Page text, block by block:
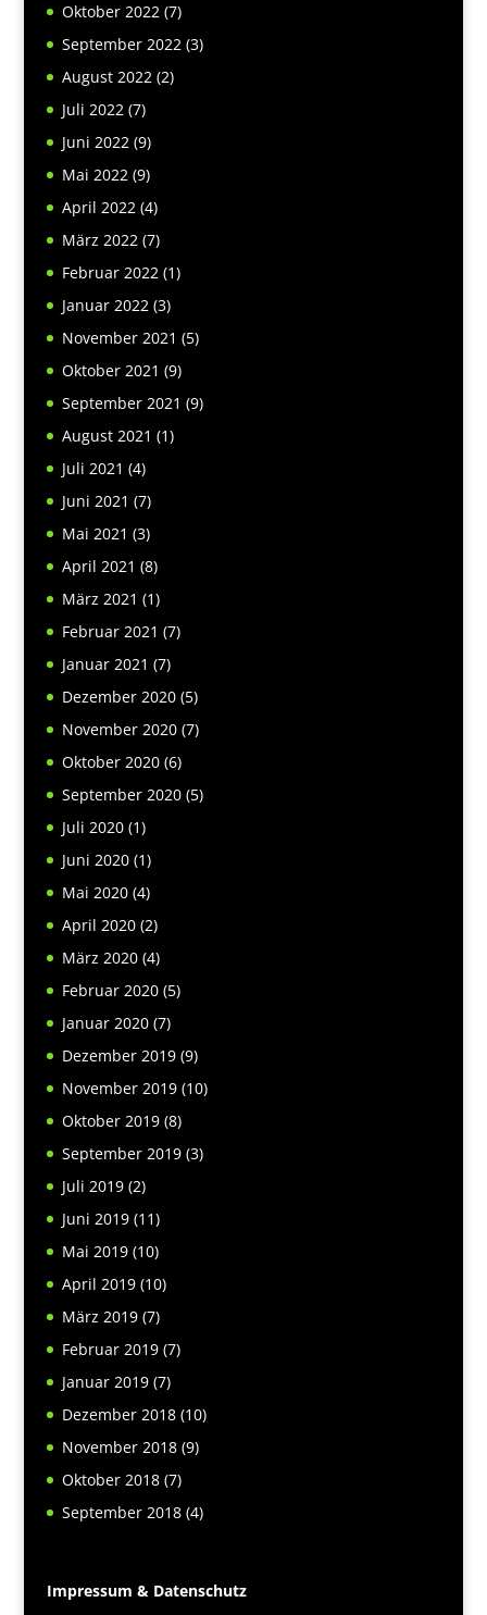
Oktober 2022(7)
September 2022(3)
August 2022(2)
Juli 2022(7)
Juni 2022(9)
Mai 2022(9)
April 2022(4)
März 2022(7)
Februar 2022(1)
Januar 2022(3)
November 2021 (5)
Oktober 2021 (9)
September 2021 (9)
August 2021 (1)
Juli 2021 (4)
Juni 2021 (7)
Mai 2021 (3)
April 2021 (8)
März 2021 (1)
Februar 2021 (7)
Januar 2021 (7)
Dezember 2020(5)
November 2020(7)
Oktober 2020(6)
September 2020(5)
Juli 2020(1)
Juni 2020(1)
Mai 2020(4)
April 2020(2)
März 2020(4)
Februar 2020(5)
Januar 2020(7)
Dezember 2019(9)
November 2019(10)
Oktober 2019(8)
September 2019(3)
Juli 2019(2)
Juni 2019(11)
Mai 2019(10)
April 2019(10)
März 2019(7)
Februar 2019(7)
Januar 2019(7)
Dezember 2018(10)
November 2018(9)
Oktober 2018(7)
September 2018(4)
Impressum & Datenschutz